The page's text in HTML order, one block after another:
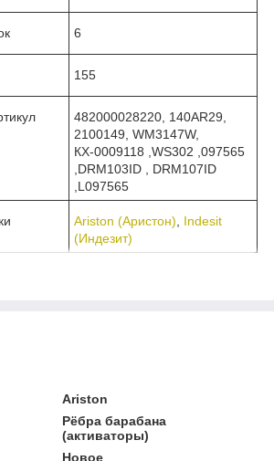
6
155
482000028220, 140AR29,
2100149, WM3147W,
КХ-0009118 ,WS302 ,097565
,DRM103ID , DRM107ID
,L097565
Ariston (Аристон), Indesit
(Индезит)
Ariston
Рёбра барабана
(активаторы)
Новое